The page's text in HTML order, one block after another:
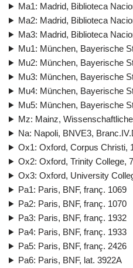
Ma1: Madrid, Biblioteca
Ma2: Madrid, Biblioteca
Ma3: Madrid, Biblioteca
Mu1: München, Bayerische
Mu2: München, Bayerische
Mu3: München, Bayerische
Mu4: München, Bayerische
Mu5: München, Bayerische
Mz: Mainz,
Na: Napoli, BNVE3,
Ox1: Oxford, Corpus Christi,
Ox2: Oxford, Trinity College,
Ox3: Oxford, University
Pa1: Paris, BNF, franç. 1069
Pa2: Paris, BNF, franç. 1070
Pa3: Paris, BNF, franç. 1932
Pa4: Paris, BNF, franç. 1933
Pa5: Paris, BNF, franç. 2426
Pa6: Paris, BNF, lat. 3922A